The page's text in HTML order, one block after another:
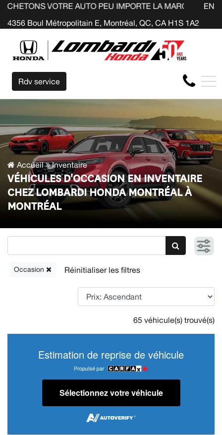
AUTO PEU IMPORTE LA MARQUE AVANT LA FIN
4356 Boul Métropolitain E, Montréal, QC, CA H1S 1A2
EN
Rdv service
Accueil Inventaire
VÉHICULES D'OCCASION EN INVENTAIRE
CHEZ LOMBARDI HONDA MONTRÉAL À
MONTRÉAL
Occasion
65 véhicule(s) trouvé(s)
Estimation de reprise de véhicule
Sélectionnez votre véhicule